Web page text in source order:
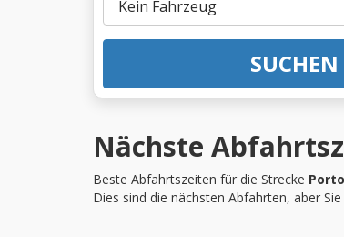
SUCHEN
Nächste
Beste Abfahrtszeiten für die Strecke
Dies sind die nächsten Abfahrten, aber